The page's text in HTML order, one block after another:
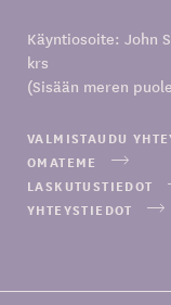
Käyntiosoite: John
krs
(Sisään meren
VALMISTAUDU
OMATEME
LASKUTUSTIEDOT
YHTEYSTIEDOT